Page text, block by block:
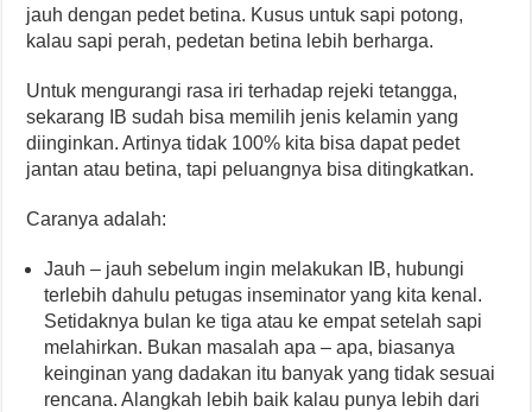
jauh dengan pedet betina. Kusus untuk sapi potong,
kalau sapi perah, pedetan betina lebih berharga.
Untuk mengurangi rasa iri terhadap rejeki tetangga,
sekarang IB sudah bisa memilih jenis kelamin yang
diinginkan. Artinya tidak 100% kita bisa dapat pedet
jantan atau betina, tapi peluangnya bisa ditingkatkan.
Caranya adalah:
Jauh – jauh sebelum ingin melakukan IB, hubungi
terlebih dahulu petugas inseminator yang kita kenal.
Setidaknya bulan ke tiga atau ke empat setelah sapi
melahirkan. Bukan masalah apa – apa, biasanya
keinginan yang dadakan itu banyak yang tidak sesuai
rencana. Alangkah lebih baik kalau punya lebih dari